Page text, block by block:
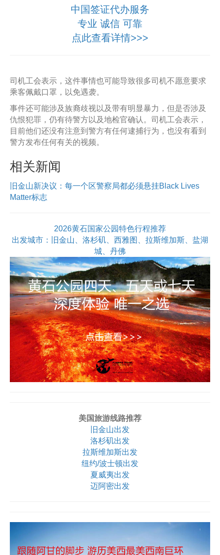
中国签证代办服务
专业 诚信 可靠
点此查看详情>>>
司机工会表示，这件事情也可能导致很多司机不愿意要求
乘客佩戴口罩，以免遇袭。
事件还可能涉及族裔歧视以及带有明显暴力，但是否涉及
仇恨犯罪，仍有待警方以及地检官确认。司机工会表示，
目前他们还没有注意到警方有任何逮捕行为，也没有看到
警方发布任何有关的视频。
相关新闻
旧金山新决议：每一个区警察局都必须悬挂Black Lives
Matter标志
2026黄石国家公园特色行程推荐
出发城市：旧金山、洛杉矶、西雅图、拉斯维加斯、盐湖
城、丹佛
美国旅游线路推荐
旧金山出发
洛杉矶出发
拉斯维加斯出发
纽约/波士顿出发
夏威夷出发
迈阿密出发